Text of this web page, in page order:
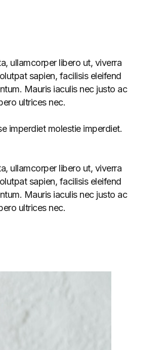
ullamcorper libero ut, viverra
sapien, facilisis eleifend
Mauris iaculis nec justo ac
ultrices nec.
imperdiet molestie imperdiet.
ullamcorper libero ut, viverra
sapien, facilisis eleifend
Mauris iaculis nec justo ac
ultrices nec.